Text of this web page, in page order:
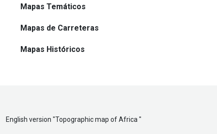
Mapas Temáticos
Mapas de Carreteras
Mapas Históricos
English version "Topographic map of Africa "